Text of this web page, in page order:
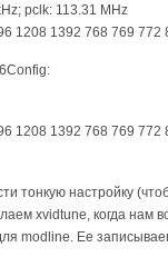
pclk: 113.31 MHz
1208 1392 768 769 772
1208 1392 768 769 772
тонкую настройку
xvidtune, когда нам
modline. Ее